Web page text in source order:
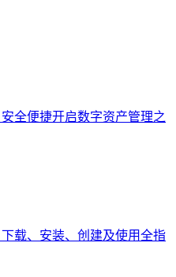
全便捷开启数字资产管理之
载、安装、创建及使用全指